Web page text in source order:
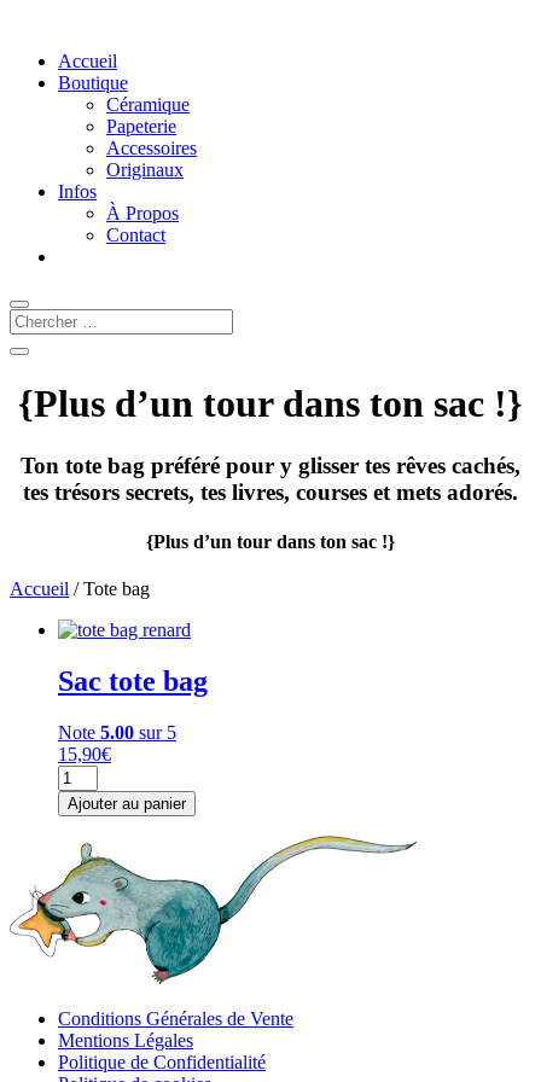
Accueil
Boutique
Céramique
Papeterie
Accessoires
Originaux
Infos
À Propos
Contact
{Plus d’un tour dans ton sac !}
Ton tote bag préféré pour y glisser tes rêves cachés,
tes trésors secrets, tes livres, courses et mets adorés.
{Plus d’un tour dans ton sac !}
Accueil / Tote bag
Sac tote bag
Note 5.00 sur 5
15,90€
quantité
de
Sac
tote
bag
Ajouter au panier
Conditions Générales de Vente
Mentions Légales
Politique de Confidentialité